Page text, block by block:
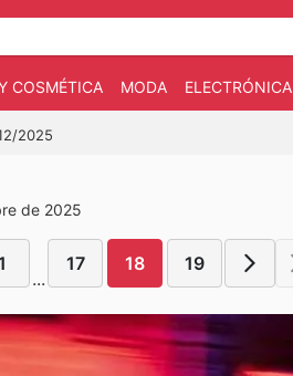
COSMÉTICA MODA ELECTRÓNICA
2025
de 2025
...
17 18 19